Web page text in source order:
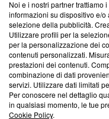
Corporate
Redazione
Informativa Privacy
Cookie Policy
Blasting SA, IDI CHE-
Lugano (Svizzera) Tel:
Noi e i nostri partner trattiamo
informazioni su dispositivo e/
selezione della pubblicità.
Utilizzare profili per la
per la personalizzazione dei
contenuti personalizzati.
prestazioni dei contenuti.
combinazione di dati
servizi. Utilizzare dati limitati
Per conoscere nel dettaglio
in qualsiasi momento, le tue
Cookie Policy.